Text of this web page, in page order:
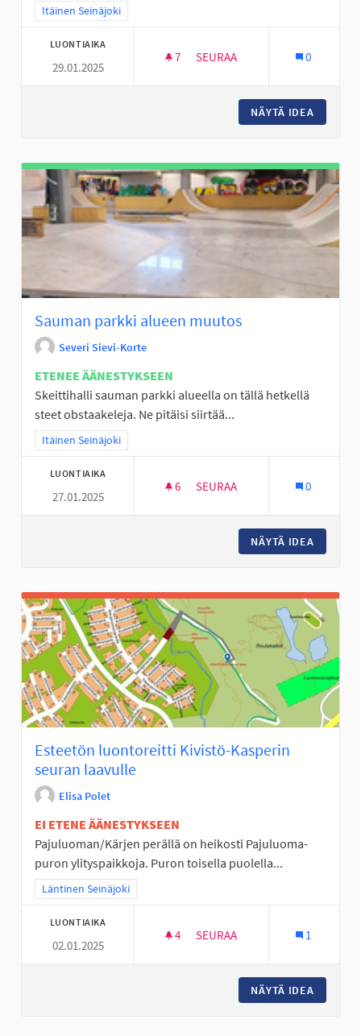
Rajaa tulokset teeman mukaan: Itäinen Seinäjoki
Itäinen Seinäjoki
LUONTIAIKA
29.01.2025
7 7 SEURAAJAA
SEURAA 0
NÄYTÄ IDEA
Sauman parkki alueen muutos
Severi Sievi-Korte
ETENEE ÄÄNESTYKSEEN
Skeittihalli sauman parkki alueella on tällä hetkellä
steet obstaakeleja. Ne pitäisi siirtää...
Rajaa tulokset teeman mukaan: Itäinen Seinäjoki
Itäinen Seinäjoki
LUONTIAIKA
27.01.2025
6 6 SEURAAJAA
SEURAA 0
NÄYTÄ IDEA
Esteetön luontoreitti Kivistö-Kasperin
seuran laavulle
Elisa Polet
EI ETENE ÄÄNESTYKSEEN
Pajuluoman/Kärjen perällä on heikosti Pajuluoma-
puron ylityspaikkoja. Puron toisella puolella...
Rajaa tulokset teeman mukaan: Läntinen Seinäjoki
Läntinen Seinäjoki
LUONTIAIKA
02.01.2025
4 4 SEURAAJAA
SEURAA 1
NÄYTÄ IDEA